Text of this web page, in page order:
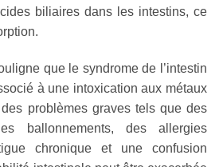
biliaires dans les intestins, ce
que le syndrome de l’intestin
à une intoxication aux métaux
problèmes graves tels que des
ballonnements, des allergies
chronique et une confusion